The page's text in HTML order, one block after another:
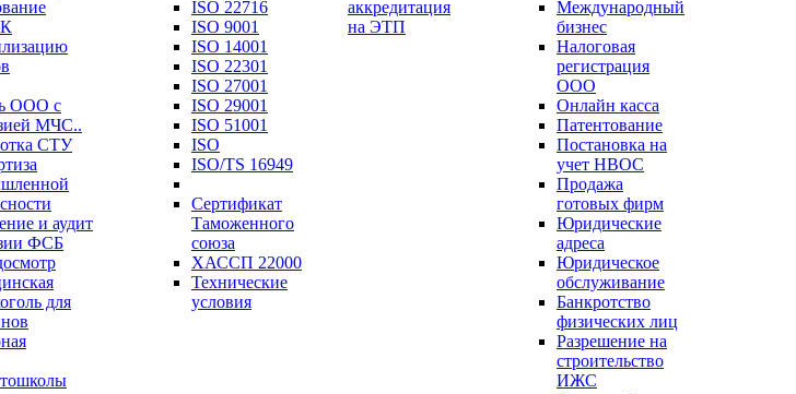
ООО с
МЧС..
СТУ
и аудит
ФСБ
для
ISO 22716
ISO 9001
ISO 14001
ISO 22301
ISO 27001
ISO 29001
ISO 51001
ISO
ISO/TS 16949
Сертификат
Таможенного
союза
ХАССП 22000
Технические
условия
аккредитация
на ЭТП
Международный
бизнес
Налоговая
регистрация
ООО
Онлайн касса
Патентование
Постановка на
учет НВОС
Продажа
готовых фирм
Юридические
адреса
Юридическое
обслуживание
Банкротство
физических лиц
Разрешение на
строительство
ИЖС